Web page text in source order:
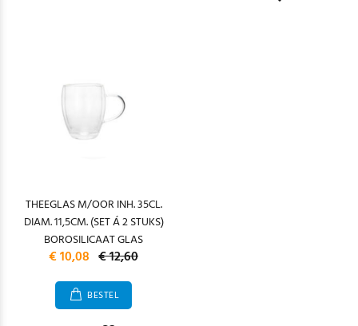
THEEGLAS M/OOR INH. 35CL.
DIAM. 11,5CM. (SET Á 2 STUKS)
BOROSILICAAT GLAS
€ 10,08 € 12,60
BESTEL